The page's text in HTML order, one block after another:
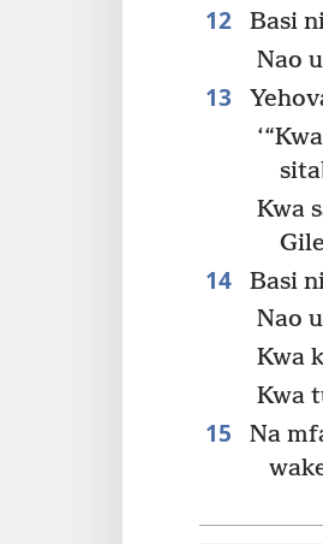
12 Basi
Nao
13
Kwa
14 Basi
Nao
Kwa
Kwa
15
Na